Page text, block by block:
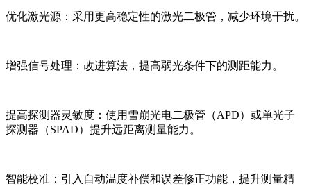
优化激光源：采用更高稳定性的激光二极管，减少环境干扰。
增强信号处理：改进算法，提高弱光条件下的测距能力。
提高探测器灵敏度：使用雪崩光电二极管（APD）或单光子
探测器（SPAD）提升远距离测量能力。
智能校准：引入自动温度补偿和误差修正功能，提升测量精